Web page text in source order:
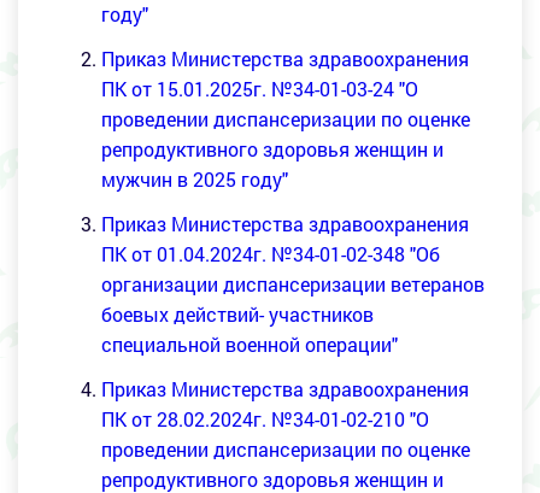
году"
Приказ Министерства здравоохранения
ПК от 15.01.2025г. №34-01-03-24 "О
проведении диспансеризации по оценке
репродуктивного здоровья женщин и
мужчин в 2025 году"
Приказ Министерства здравоохранения
ПК от 01.04.2024г. №34-01-02-348"Об
организации диспансеризации ветеранов
боевых действий- участников
специальной военной операции"
Приказ Министерства здравоохранения
ПК от 28.02.2024г. №34-01-02-210"О
проведении диспансеризации по оценке
репродуктивного здоровья женщин и